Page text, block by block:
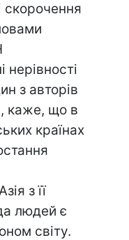
скорочення
нерівності
з авторів
каже, що в
країнах
з її
людей є
світу.